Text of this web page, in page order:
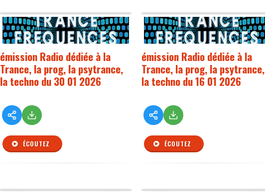
émission Radio dédiée à la
Trance, la prog, la psytrance,
la techno du 30 01 2026
ÉCOUTEZ
émission Radio dédiée à la
Trance, la prog, la psytrance,
la techno du 16 01 2026
ÉCOUTEZ